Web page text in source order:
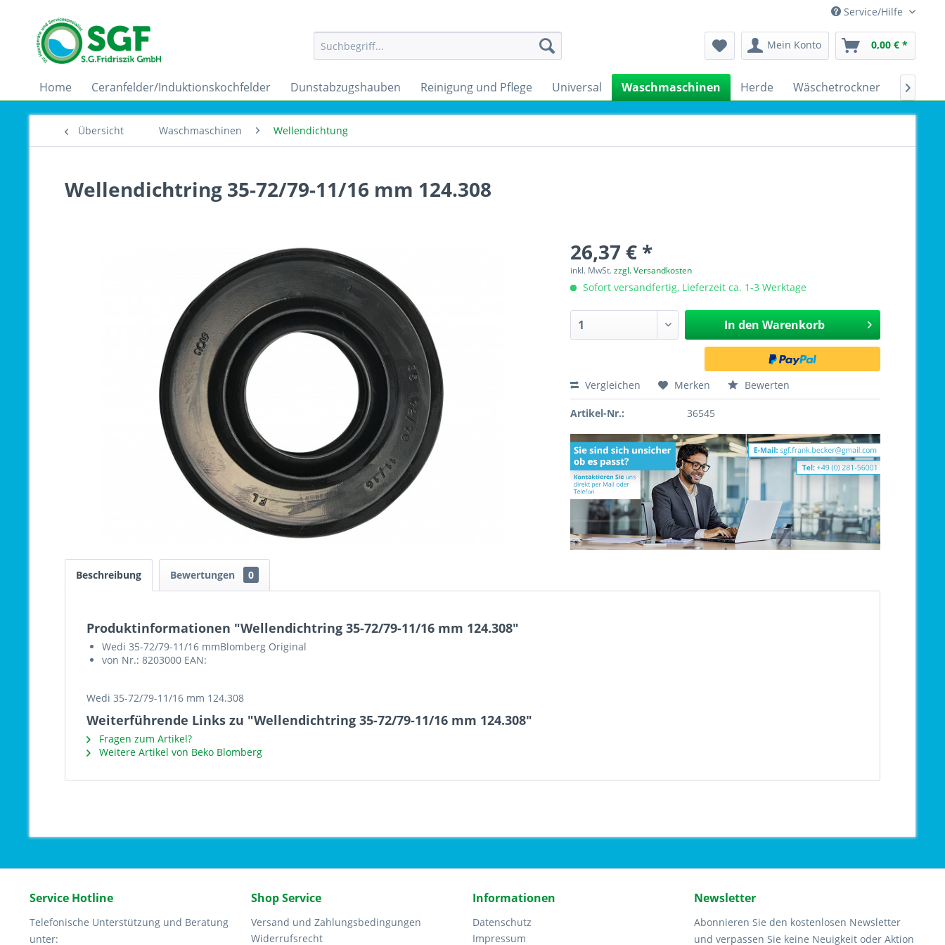
Service/Hilfe
Mein Konto 0,00 € *
Home Ceranfelder/Induktionskochfelder Dunstabzugshauben Reinigung und Pflege Universal Waschmaschinen Herde Wäschetrockner 
Übersicht Waschmaschinen Wellendichtung
Wellendichtring 35-72/79-11/16 mm 124.308
26,37 € *
inkl. MwSt.zzgl. Versandkosten
Sofort versandfertig, Lieferzeit ca. 1-3 Werktage
In den Warenkorb
Vergleichen Merken Bewerten
Artikel-Nr.: 36545
Beschreibung Bewertungen 0
Produktinformationen "Wellendichtring 35-72/79-11/16 mm 124.308"
Wedi 35-72/79-11/16 mmBlomberg Original
von Nr.: 8203000 EAN:
Wedi 35-72/79-11/16 mm 124.308
Weiterführende Links zu "Wellendichtring 35-72/79-11/16 mm 124.308"
Fragen zum Artikel?
Weitere Artikel von Beko Blomberg
Service Hotline
Telefonische Unterstützung und Beratung
unter:
Shop Service
Versand und Zahlungsbedingungen
Widerrufsrecht
Informationen
Datenschutz
Impressum
Newsletter
Abonnieren Sie den kostenlosen Newsletter
und verpassen Sie keine Neuigkeit oder Aktion